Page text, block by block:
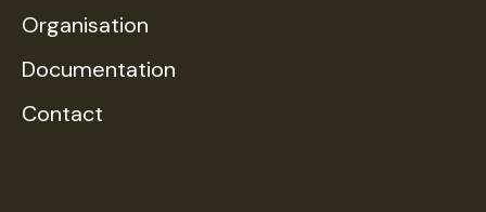
Organisation
Documentation
Contact